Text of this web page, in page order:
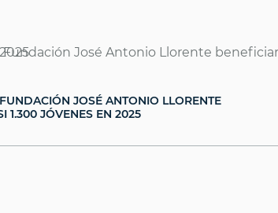
JOSÉ ANTONIO LLORENTE
1.300 JÓVENES EN 2025